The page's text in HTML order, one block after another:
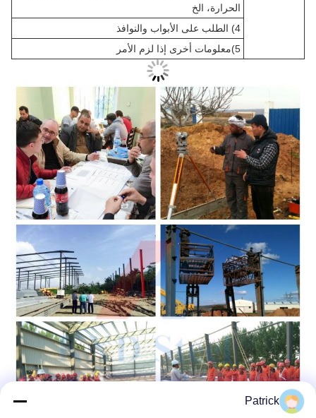
الحرارة، الخ
4) الطلب على الأبواب والنوافذ
5)معلومات أخرى إذا لزم الأمر
Patrick